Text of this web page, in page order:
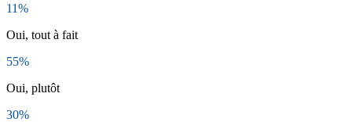
11%
Oui, tout à fait
55%
Oui, plutôt
30%